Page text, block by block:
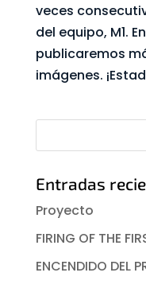
veces
del equipo, M1.
publicaremos
imágenes.
Entradas
Proyecto
FIRING OF THE
ENCENDIDO DEL